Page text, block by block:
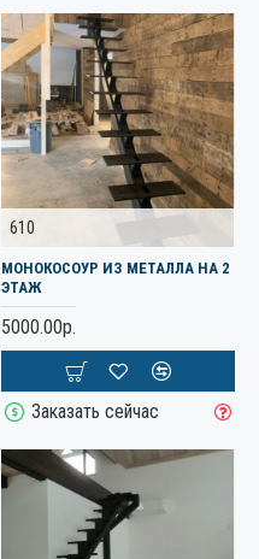
610
МОНОКОСОУР ИЗ МЕТАЛЛА НА 2
ЭТАЖ
5000.00р.
Заказать сейчас